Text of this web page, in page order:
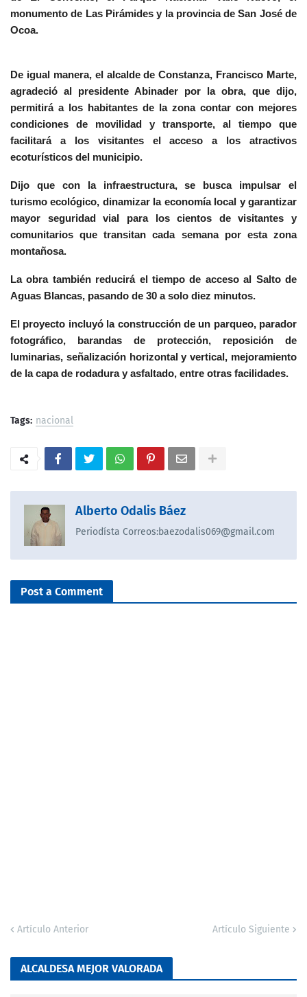
monumento de Las Pirámides y la provincia de San José de
Ocoa.
De igual manera, el alcalde de Constanza, Francisco Marte,
agradeció al presidente Abinader por la obra, que dijo,
permitirá a los habitantes de la zona contar con mejores
condiciones de movilidad y transporte, al tiempo que
facilitará a los visitantes el acceso a los atractivos
ecoturísticos del municipio.
Dijo que con la infraestructura, se busca impulsar el
turismo ecológico, dinamizar la economía local y garantizar
mayor seguridad vial para los cientos de visitantes y
comunitarios que transitan cada semana por esta zona
montañosa.
La obra también reducirá el tiempo de acceso al Salto de
Aguas Blancas, pasando de 30 a solo diez minutos.
El proyecto incluyó la construcción de un parqueo, parador
fotográfico, barandas de protección, reposición de
luminarias, señalización horizontal y vertical, mejoramiento
de la capa de rodadura y asfaltado, entre otras facilidades.
Tags: nacional
Alberto Odalis Báez
Periodísta Correos:baezodalis069@gmail.com
Post a Comment
Artículo Anterior Artículo Siguiente
ALCALDESA MEJOR VALORADA